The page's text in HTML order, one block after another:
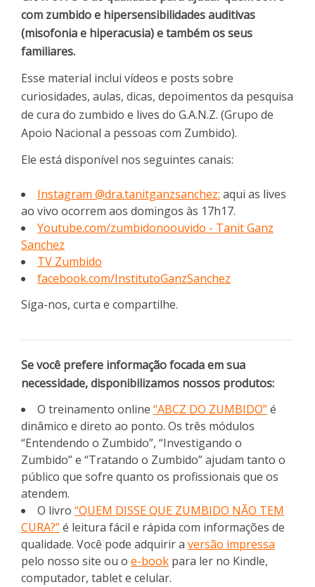
com zumbido e hipersensibilidades auditivas
(misofonia e hiperacusia) e também os seus
familiares.
Esse material inclui vídeos e posts sobre
curiosidades, aulas, dicas, depoimentos da pesquisa
de cura do zumbido e lives do G.A.N.Z. (Grupo de
Apoio Nacional a pessoas com Zumbido).
Ele está disponível nos seguintes canais:
Instagram @dra.tanitganzsanchez: aqui as lives
ao vivo ocorrem aos domingos às 17h17.
Youtube.com/zumbidonoouvido - Tanit Ganz
Sanchez
TV Zumbido
facebook.com/InstitutoGanzSanchez
Siga-nos, curta e compartilhe.
Se você prefere informação focada em sua
necessidade, disponibilizamos nossos produtos:
O treinamento online “ABCZ DO ZUMBIDO”é
dinâmico e direto ao ponto. Os três módulos
“Entendendo o Zumbido”, “Investigando o
Zumbido” e “Tratando o Zumbido” ajudam tanto o
público que sofre quanto os profissionais que os
atendem.
O livro “QUEM DISSE QUE ZUMBIDO NÃO TEM
CURA?”é leitura fácil e rápida com informações de
qualidade. Você pode adquirir a versão impressa
pelo nosso site ou o e-book para ler no Kindle,
computador, tablet e celular.